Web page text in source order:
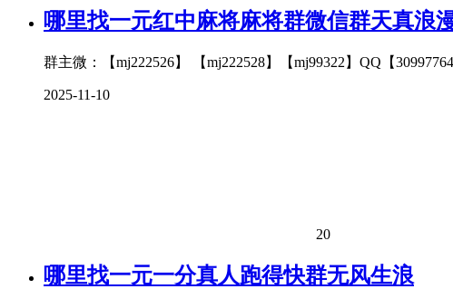
哪里找一元红中麻将麻将群微信群天真浪
群主微：【mj222526】 【mj222528】【mj99322】QQ【
2025-11-10
20
哪里找一元一分真人跑得快群无风生浪